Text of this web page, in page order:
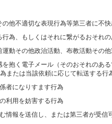
他不適切な表現行為等第三者に不
為、もしくはそれに繋がるおそれ
動その他政治活動、布教活動その
抱く電子メール（そのおそれのあ
または当該依頼に応じて転送する行
者になりすます行為
利用を妨害する行為
情報を送信し、または第三者が受信